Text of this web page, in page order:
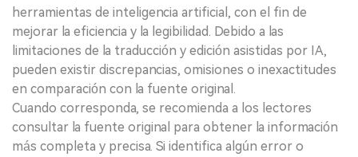
herramientas de inteligencia artificial, con el fin de
mejorar la eficiencia y la legibilidad. Debido a las
limitaciones de la traducción y edición asistidas por IA,
pueden existir discrepancias, omisiones o inexactitudes
en comparación con la fuente original.
Cuando corresponda, se recomienda a los lectores
consultar la fuente original para obtener la información
más completa y precisa. Si identifica algún error o